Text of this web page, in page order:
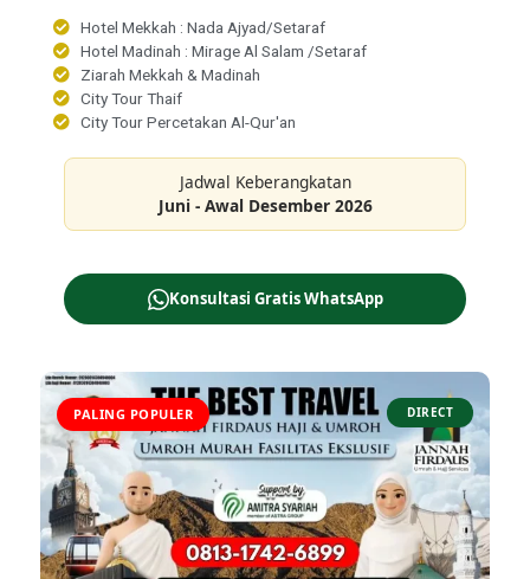
Hotel Mekkah : Nada Ajyad/Setaraf
Hotel Madinah : Mirage Al Salam /Setaraf
Ziarah Mekkah & Madinah
City Tour Thaif
City Tour Percetakan Al-Qur'an
Jadwal Keberangkatan
Juni - Awal Desember 2026
Konsultasi Gratis WhatsApp
PALING POPULER DIRECT